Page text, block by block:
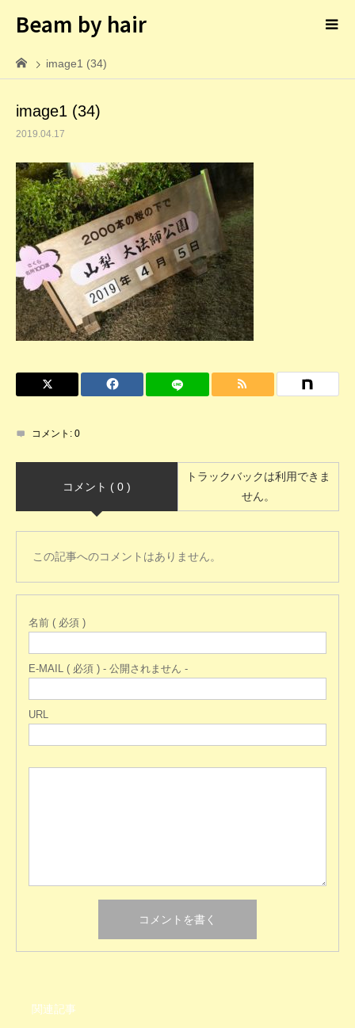
Beam by hair
image1 (34)
image1 (34)
2019.04.17
コメント: 0
コメント ( 0 )
トラックバックは利用できま
せん。
この記事へのコメントはありません。
名前 ( 必須 )
E-MAIL ( 必須 ) - 公開されません -
URL
関連記事